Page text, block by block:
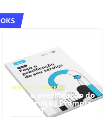
GESTÃO FINANCEIRA
Faça a precificação do
seu serviço | Prompts
ChatGPT